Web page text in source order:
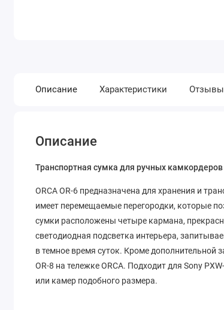
Описание Характеристики Отзывы
Описание
Транспортная сумка для ручных камкордеров
ORCA OR-6 предназначена для хранения и
имеет перемещаемые перегородки, которые
сумки расположены четыре кармана,
светодиодная подсветка интерьера,
в темное время суток. Кроме дополнительной
OR-8 на тележке ORCA. Подходит для Sony
или камер подобного размера.